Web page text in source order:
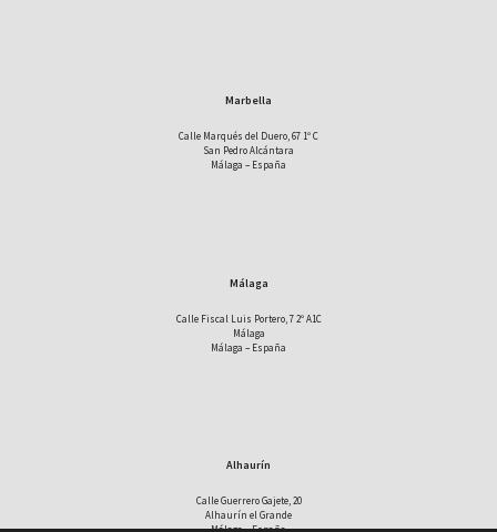
Alhaurín
Calle Guerrero Gajete, 20
Alhaurín el Grande
Málaga
Calle Fiscal Luis Portero, 7 2º A1C
Málaga
Málaga – España
Marbella
Calle Marqués del Duero, 67 1º C
San Pedro Alcántara
Málaga – España